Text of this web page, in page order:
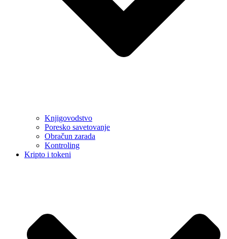
Knjigovodstvo
Poresko savetovanje
Obračun zarada
Kontroling
Kripto i tokeni